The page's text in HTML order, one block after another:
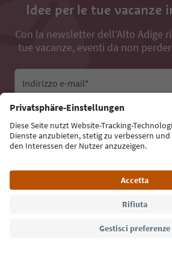
Idee per le tue vacanze
Con la newsletter dell’Alto Adige
tue vacanze, eventi da non
Indirizzo e-mail*
Iscriviti alla